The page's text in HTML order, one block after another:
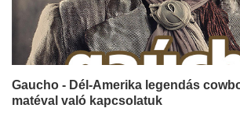
Gaucho - Dél-Amerika legendás
matéval való kapcsolatuk